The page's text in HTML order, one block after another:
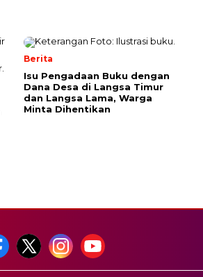
Berita
Isu Pengadaan Buku dengan
Dana Desa di Langsa Timur
dan Langsa Lama, Warga
Minta Dihentikan